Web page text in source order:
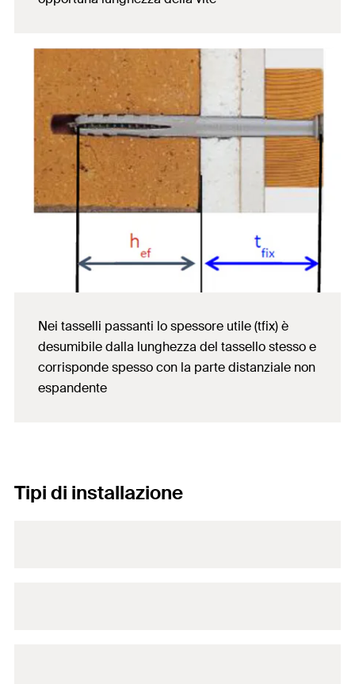
Nei tasselli passanti lo spessore utile (tfix) è
desumibile dalla lunghezza del tassello stesso e
corrisponde spesso con la parte distanziale non
espandente
Tipi di installazione